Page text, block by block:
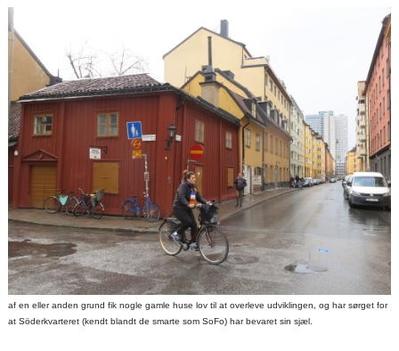
af en eller anden grund fik nogle gamle huse lov til at overleve udviklingen, og har sørget for
at Söderkvarteret (kendt blandt de smarte som SoFo) har bevaret sin sjæl.